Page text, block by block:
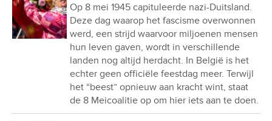
Op 8 mei 1945 capituleerde nazi-Duitsland.
Deze dag waarop het fascisme overwonnen
werd, een strijd waarvoor miljoenen mensen
hun leven gaven, wordt in verschillende
landen nog altijd herdacht. In België is het
echter geen officiële feestdag meer. Terwijl
het “beest” opnieuw aan kracht wint, staat
de 8 Meicoalitie op om hier iets aan te doen.